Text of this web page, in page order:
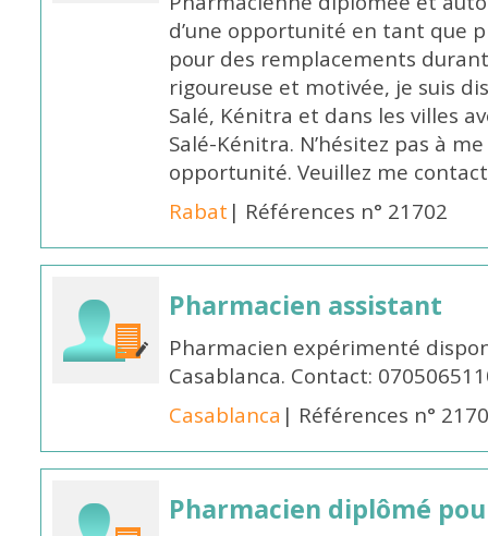
d’une opportunité en tant que
pour des remplacements
rigoureuse et motivée, je suis
Salé, Kénitra et dans les villes
Salé-Kénitra. N’hésitez pas à
opportunité. Veuillez me
Rabat | Références n° 21702
Pharmacien assistant
Pharmacien expérimenté
Casablanca. Contact:
Casablanca | Références n°
Pharmacien diplômé